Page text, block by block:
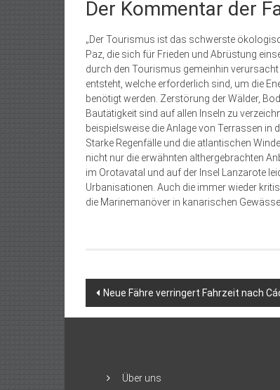
Der Kommentar der
„Der Tourismus ist das schwerste
Paz, die sich für Frieden und Abrüstung
durch den Tourismus gemeinhin
entsteht, welche erforderlich sind, um die
benötigt werden. Zerstörung der Wälder,
Bautätigkeit sind auf allen Inseln zu
beispielsweise die Anlage von Terrassen in
Starke Regenfälle und die atlantischen
nicht nur die erwähnten althergebrachten
im Orotavatal und auf der Insel Lanzarote
Urbanisationen. Auch die immer wieder
die Marinemanöver in kanarischen
Beitragsnavigation
Neue Fähre verringert Fahrzeit nach
Über uns